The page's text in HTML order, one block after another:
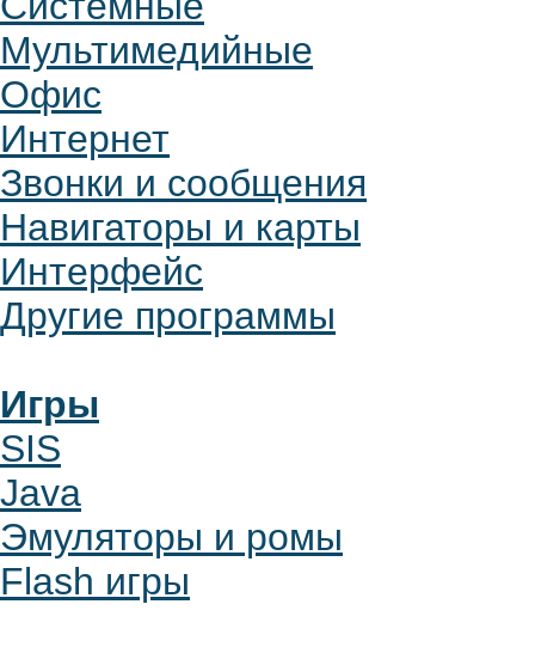
Мультимедийные
Офис
Интернет
Звонки и сообщения
Навигаторы и карты
Интерфейс
Другие программы
Игры
SIS
Java
Эмуляторы и ромы
Flash игры